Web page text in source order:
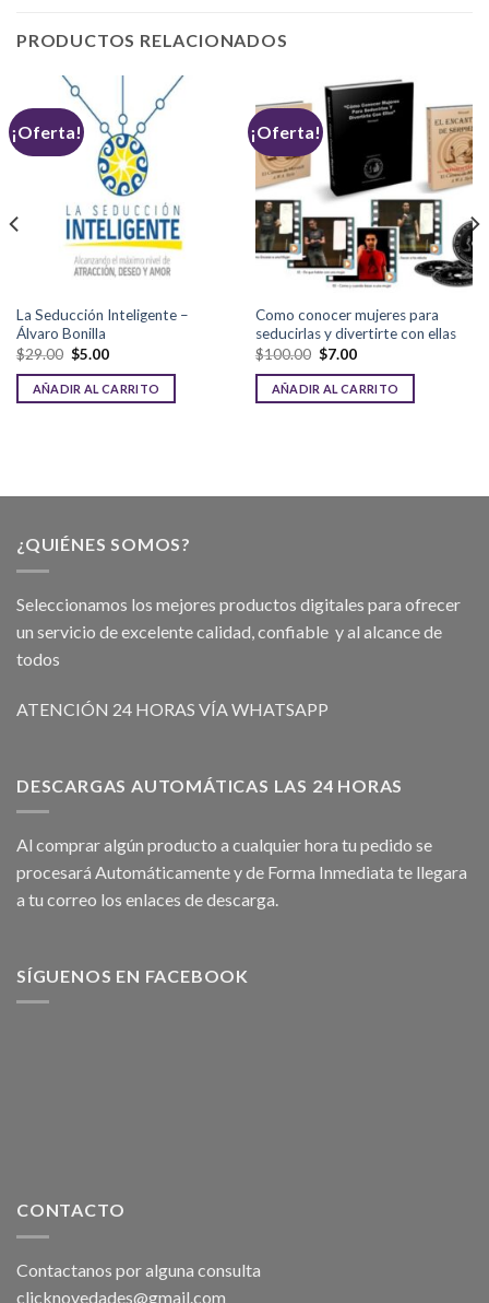
PRODUCTOS RELACIONADOS
¡Oferta!
La Seducción Inteligente –
Álvaro Bonilla
$29.00 $5.00
AÑADIR AL CARRITO
¡Oferta!
Como conocer mujeres para
seducirlas y divertirte con ellas
$100.00 $7.00
AÑADIR AL CARRITO
¿QUIÉNES SOMOS?
Seleccionamos los mejores productos digitales para ofrecer
un servicio de excelente calidad, confiable y al alcance de
todos
ATENCIÓN 24 HORAS VÍA WHATSAPP
DESCARGAS AUTOMÁTICAS LAS 24 HORAS
Al comprar algún producto a cualquier hora tu pedido se
procesará Automáticamente y de Forma Inmediata te llegara
a tu correo los enlaces de descarga.
SÍGUENOS EN FACEBOOK
CONTACTO
Contactanos por alguna consulta
clicknovedades@gmail.com